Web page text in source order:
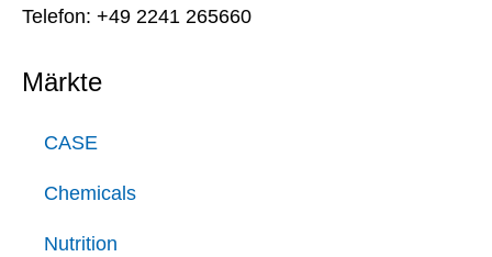
Telefon: +49 2241 265660
Märkte
CASE
Chemicals
Nutrition